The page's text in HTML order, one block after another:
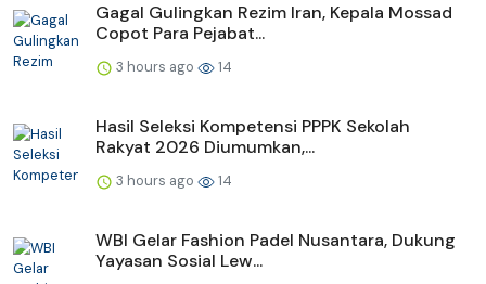
Gagal Gulingkan Rezim Iran, Kepala Mossad
Copot Para Pejabat...
3 hours ago 14
Hasil Seleksi Kompetensi PPPK Sekolah
Rakyat 2026 Diumumkan,...
3 hours ago 14
WBI Gelar Fashion Padel Nusantara, Dukung
Yayasan Sosial Lew...